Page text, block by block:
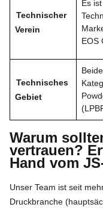
Technischer
Verein
Es
EOS
Technisches
Gebiet
Warum
vertrauen?
Hand vom
Unser Team ist seit
Druckbranche